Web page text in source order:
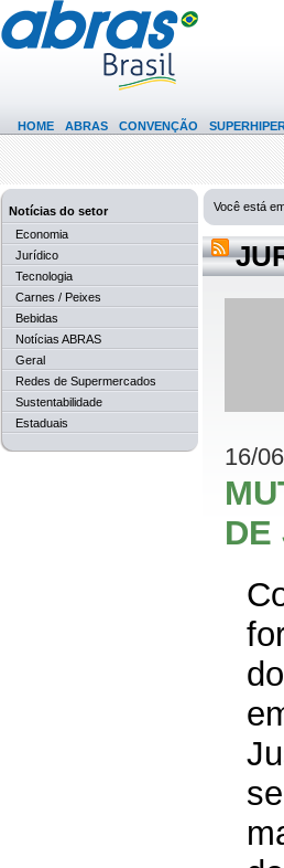
HOME ABRAS CONVENÇÃO
Notícias do setor
Economia
Jurídico
Tecnologia
Carnes / Peixes
Bebidas
Notícias ABRAS
Geral
Redes de Supermercados
Sustentabilidade
Estaduais
Você está
16/
DE